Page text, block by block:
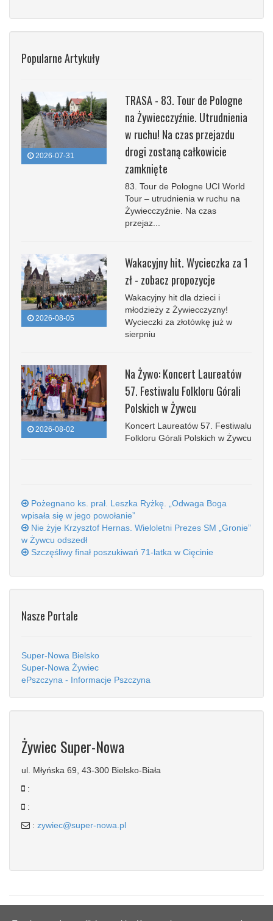
Popularne Artykuły
2026-07-31
TRASA - 83. Tour de Pologne
na Żywiecczyźnie. Utrudnienia
w ruchu! Na czas przejazdu
drogi zostaną całkowicie
zamknięte
83. Tour de Pologne UCI World
Tour – utrudnienia w ruchu na
Żywiecczyźnie. Na czas
przejaz...
2026-08-05
Wakacyjny hit. Wycieczka za 1
zł - zobacz propozycje
Wakacyjny hit dla dzieci i
młodzieży z Żywiecczyzny!
Wycieczki za złotówkę już w
sierpniu
2026-08-02
Na Żywo: Koncert Laureatów
57. Festiwalu Folkloru Górali
Polskich w Żywcu
Koncert Laureatów 57. Festiwalu
Folkloru Górali Polskich w Żywcu
Pożegnano ks. prał. Leszka Ryżkę. „Odwaga Boga
wpisała się w jego powołanie”
Nie żyje Krzysztof Hernas. Wieloletni Prezes SM „Gronie”
w Żywcu odszedł
Szczęśliwy finał poszukiwań 71-latka w Cięcinie
Nasze Portale
Super-Nowa Bielsko
Super-Nowa Żywiec
ePszczyna - Informacje Pszczyna
Żywiec Super-Nowa
ul. Młyńska 69, 43-300 Bielsko-Biała
:
:
: zywiec@super-nowa.pl